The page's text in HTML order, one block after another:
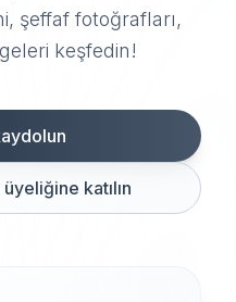
şeffaf fotoğrafları,
keşfedin!
katılın